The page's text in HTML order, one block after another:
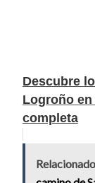
Descubre
Logroño
completa